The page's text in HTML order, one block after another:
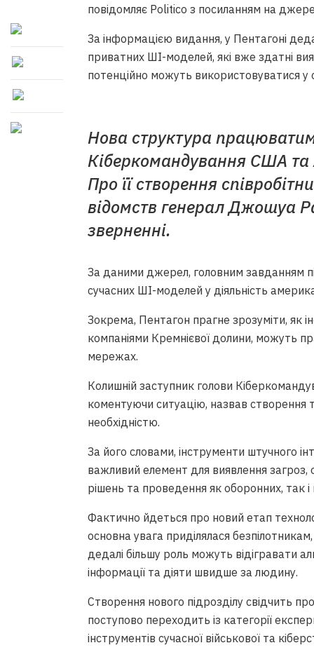
повідомляє Politico з посиланням на
За інформацією видання, у Пентагоні
приватних ШІ-моделей, які вже здатні
потенційно можуть використовуватися у
Нова структура
Кіберкомандування США та
Про її створення
відомств генерал Джошуа
зверненні.
За даними джерел, головним завданням
сучасних ШІ-моделей у діяльність
Зокрема, Пентагон прагне зрозуміти, як
компаніями Кремнієвої долини, можуть
мережах.
Колишній заступник голови
коментуючи ситуацію, назвав створення
необхідністю.
За його словами, інструменти штучного
важливий елемент для виявлення
рішень та проведення як оборонних, так і
Фактично йдеться про новий етап
основна увага приділялася
дедалі більшу роль можуть відігравати
інформації та діяти швидше за людину.
Створення нового підрозділу свідчить
поступово переходить із категорії
інструментів сучасної військової та